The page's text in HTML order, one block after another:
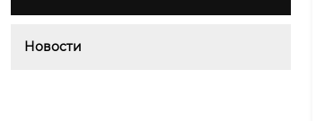
Новости